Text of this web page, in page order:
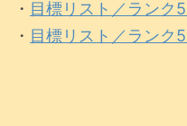
・ 目標リスト／ランク
・ 目標リスト／ランク